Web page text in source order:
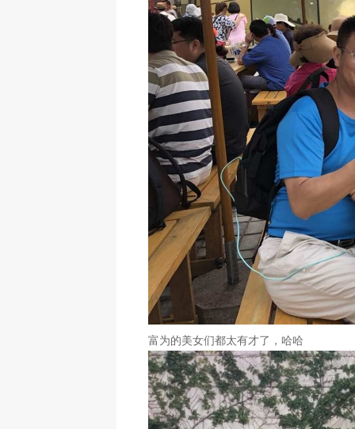
富为的美女们都太有才了，哈哈